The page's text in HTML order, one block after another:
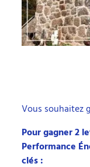
Vous souhaitez
Pour gagner 2
Performance
clés :